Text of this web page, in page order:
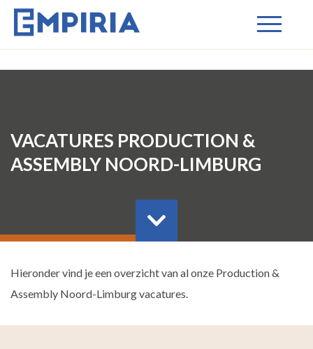
VACATURES PRODUCTION &
ASSEMBLY NOORD-LIMBURG
Hieronder vind je een overzicht van al onze Production &
Assembly Noord-Limburg vacatures.